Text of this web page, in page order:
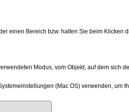
einen Bereich bzw. halten Sie beim Klicken
Modus, vom Objekt, auf dem sich
(Mac OS) verwenden, um